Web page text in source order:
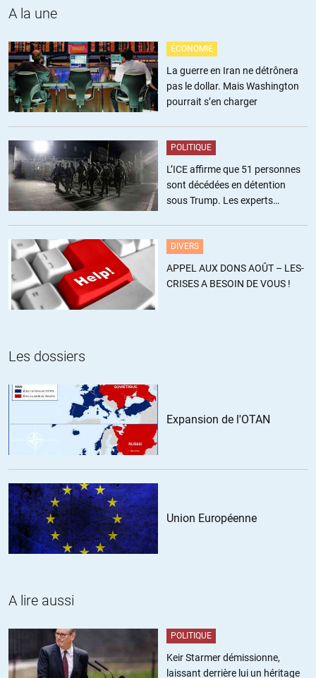
A la une
ÉCONOMIE
La guerre en Iran ne détrônera
pas le dollar. Mais Washington
pourrait s’en charger
POLITIQUE
L’ICE affirme que 51 personnes
sont décédées en détention
sous Trump. Les experts
DIVERS
APPEL AUX DONS AOÛT – LES-
CRISES A BESOIN DE VOUS !
Les dossiers
Expansion de l'OTAN
Union Européenne
A lire aussi
POLITIQUE
Keir Starmer démissionne,
laissant derrière lui un héritage